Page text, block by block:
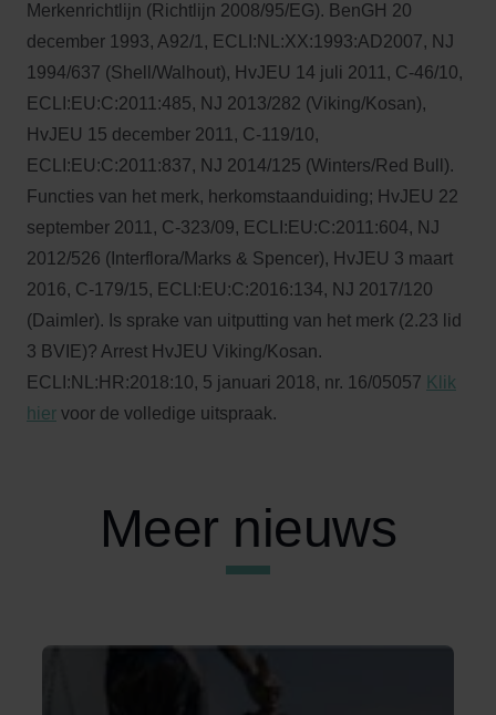
Merkenrichtlijn (Richtlijn 2008/95/EG). BenGH 20
december 1993, A92/1, ECLI:NL:XX:1993:AD2007, NJ
1994/637 (Shell/Walhout), HvJEU 14 juli 2011, C-46/10,
ECLI:EU:C:2011:485, NJ 2013/282 (Viking/Kosan),
HvJEU 15 december 2011, C-119/10,
ECLI:EU:C:2011:837, NJ 2014/125 (Winters/Red Bull).
Functies van het merk, herkomstaanduiding; HvJEU 22
september 2011, C-323/09, ECLI:EU:C:2011:604, NJ
2012/526 (Interflora/Marks & Spencer), HvJEU 3 maart
2016, C-179/15, ECLI:EU:C:2016:134, NJ 2017/120
(Daimler). Is sprake van uitputting van het merk (2.23 lid
3 BVIE)? Arrest HvJEU Viking/Kosan.
ECLI:NL:HR:2018:10, 5 januari 2018, nr. 16/05057 Klik
hier voor de volledige uitspraak.
Meer nieuws